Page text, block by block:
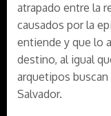
atrapado entre la
causados por la
entiende y que lo
destino, al igual
arquetipos
Salvador.